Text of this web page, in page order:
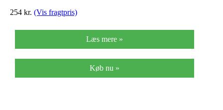
254 kr. (Vis fragtpris)
Læs mere »
Køb nu »